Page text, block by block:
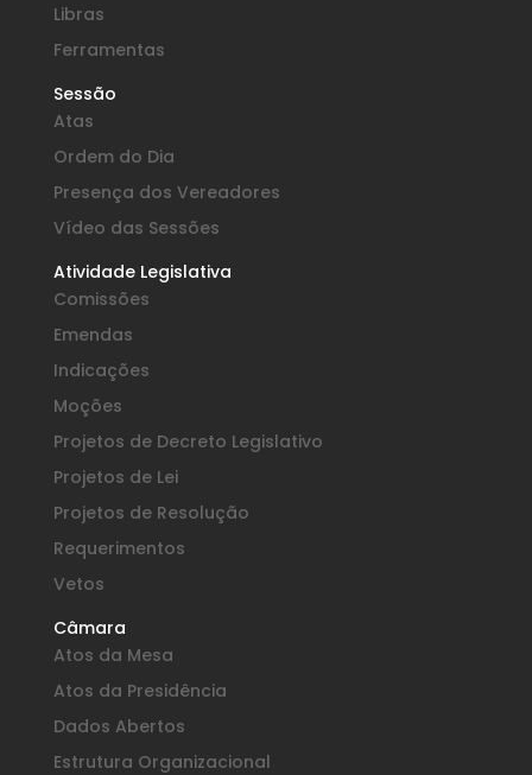
Libras
Ferramentas
Sessão
Atas
Ordem do Dia
Presença dos Vereadores
Vídeo das Sessões
Atividade Legislativa
Comissões
Emendas
Indicações
Moções
Projetos de Decreto Legislativo
Projetos de Lei
Projetos de Resolução
Requerimentos
Vetos
Câmara
Atos da Mesa
Atos da Presidência
Dados Abertos
Estrutura Organizacional